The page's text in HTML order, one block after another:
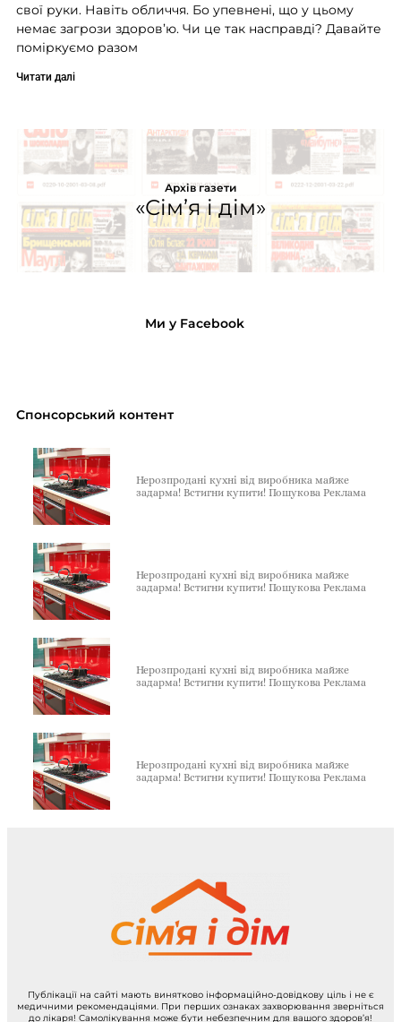
свої руки. Навіть обличчя. Бо упевнені, що у цьому
немає загрози здоров’ю. Чи це так насправді? Давайте
поміркуємо разом
Читати далі
Архів газети
«Сім’я і дім»
Ми у Facebook
Спонсорський контент
Нерозпродані кухні від виробника майже
задарма! Встигни купити! Пошукова Реклама
Нерозпродані кухні від виробника майже
задарма! Встигни купити! Пошукова Реклама
Нерозпродані кухні від виробника майже
задарма! Встигни купити! Пошукова Реклама
Нерозпродані кухні від виробника майже
задарма! Встигни купити! Пошукова Реклама
Публікації на сайті мають винятково інформаційно-довідкову ціль і не є
медичними рекомендаціями. При перших ознаках захворювання зверніться
до лікаря! Самолікування може бути небезпечним для вашого здоров’я!